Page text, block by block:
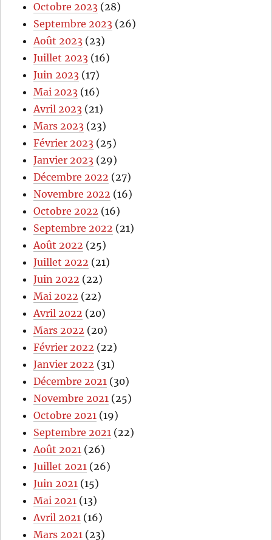
Octobre 2023 (28)
Septembre 2023 (26)
Août 2023 (23)
Juillet 2023 (16)
Juin 2023 (17)
Mai 2023 (16)
Avril 2023 (21)
Mars 2023 (23)
Février 2023 (25)
Janvier 2023 (29)
Décembre 2022 (27)
Novembre 2022 (16)
Octobre 2022 (16)
Septembre 2022 (21)
Août 2022 (25)
Juillet 2022 (21)
Juin 2022 (22)
Mai 2022 (22)
Avril 2022 (20)
Mars 2022 (20)
Février 2022 (22)
Janvier 2022 (31)
Décembre 2021 (30)
Novembre 2021 (25)
Octobre 2021 (19)
Septembre 2021 (22)
Août 2021 (26)
Juillet 2021 (26)
Juin 2021 (15)
Mai 2021 (13)
Avril 2021 (16)
Mars 2021 (23)